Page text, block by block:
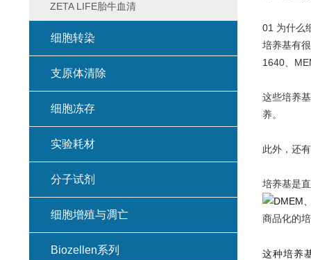
01 为什么
培养基有
1640、
这些培养
养。
此外，还
培养基是
商品化的
这种培养
ZETA LIFE胎牛血清
细胞转染
支原体清除
细胞冻存
实验耗材
分子试剂
细胞增殖与凋亡
Biozellen系列